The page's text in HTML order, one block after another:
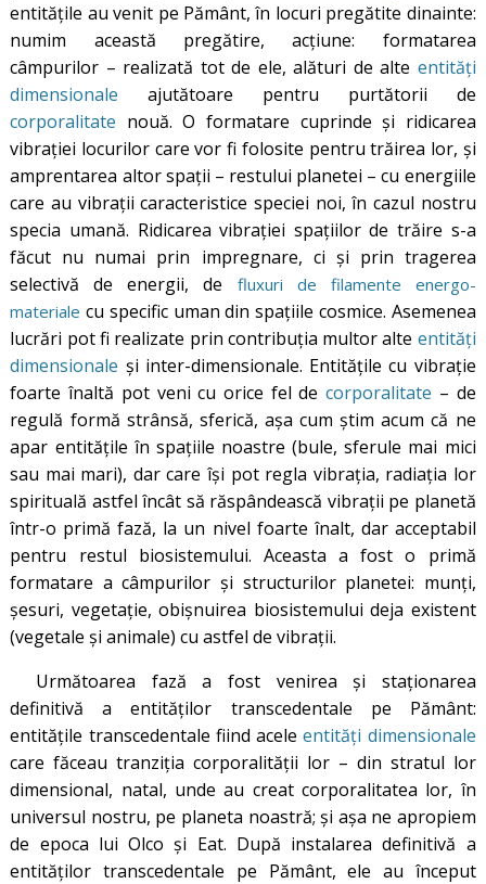
entitățile au venit pe Pământ, în locuri pregătite dinainte:
numim această pregătire, acțiune: formatarea
câmpurilor – realizată tot de ele, alături de alte entități
dimensionale ajutătoare pentru purtătorii de
corporalitate nouă. O formatare cuprinde și ridicarea
vibrației locurilor care vor fi folosite pentru trăirea lor, și
amprentarea altor spații – restului planetei – cu energiile
care au vibrații caracteristice speciei noi, în cazul nostru
specia umană. Ridicarea vibrației spațiilor de trăire s-a
făcut nu numai prin impregnare, ci și prin tragerea
selectivă de energii, de fluxuri de filamente energo-
materiale cu specific uman din spațiile cosmice. Asemenea
lucrări pot fi realizate prin contribuția multor alte entități
dimensionale și inter-dimensionale. Entitățile cu vibrație
foarte înaltă pot veni cu orice fel decorporalitate – de
regulă formă strânsă, sferică, așa cum știm acum că ne
apar entitățile în spațiile noastre (bule, sferule mai mici
sau mai mari), dar care își pot regla vibrația, radiația lor
spirituală astfel încât să răspândească vibrații pe planetă
într-o primă fază, la un nivel foarte înalt, dar acceptabil
pentru restul biosistemului. Aceasta a fost o primă
formatare a câmpurilor și structurilor planetei: munți,
șesuri, vegetație, obișnuirea biosistemului deja existent
(vegetale și animale) cu astfel de vibrații.
Următoarea fază a fost venirea și staționarea
definitivă a entităților transcedentale pe Pământ:
entitățile transcedentale fiind aceleentități dimensionale
care făceau tranziția corporalității lor – din stratul lor
dimensional, natal, unde au creat corporalitatea lor, în
universul nostru, pe planeta noastră; și așa ne apropiem
de epoca lui Olco și Eat. După instalarea definitivă a
entităților transcedentale pe Pământ, ele au început